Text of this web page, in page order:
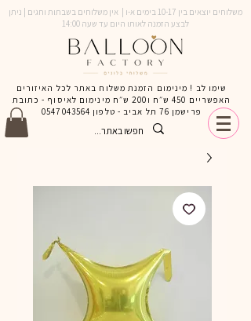
משלוחים יוצאים בין 10-17 בימים א-ו | אין משלוחים בשבתות וחגים | ניתן
לבצע הזמנה לאותו היום עד שעה 14:00
שימו לב ! מינימום הזמנת משלוח באתר לכל האיזורים
האפשריים 450 ש״ח ו200 ש״ח מינימום לאיסוף - כתובת
פרישמן 76 תל אביב - טלפון
0547043564